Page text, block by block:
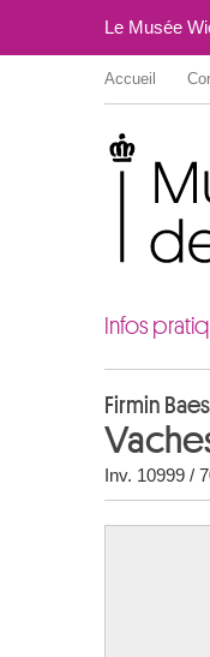
Le Musée
Accueil
Infos
Firmin Baes
Inv. 10999 /